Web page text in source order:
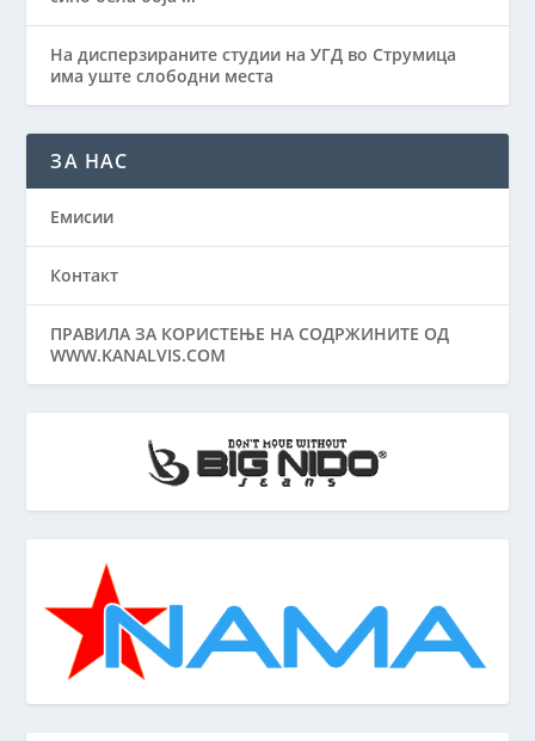
На дисперзираните студии на УГД во Струмица
има уште слободни места
ЗА НАС
Емисии
Контакт
ПРАВИЛА ЗА КОРИСТЕЊЕ НА СОДРЖИНИТЕ ОД
WWW.KANALVIS.COM